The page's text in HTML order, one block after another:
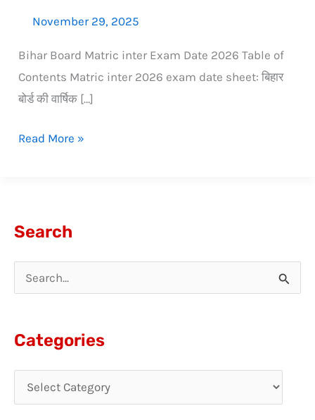
November 29, 2025
Bihar Board Matric inter Exam Date 2026 Table of
Contents Matric inter 2026 exam date sheet: बिहार
बोर्ड की वार्षिक […]
Read More »
Search
h
Categories